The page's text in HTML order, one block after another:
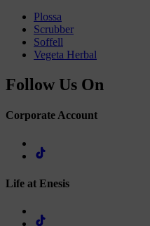
Plossa
Scrubber
Soffell
Vegeta Herbal
Follow Us On
Corporate Account
Life at Enesis